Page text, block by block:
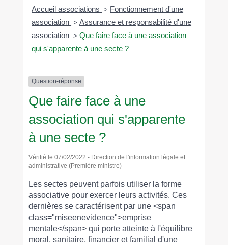
Accueil associations > Fonctionnement d'une
association > Assurance et responsabilité d'une
association > Que faire face à une association
qui s'apparente à une secte ?
Question-réponse
Que faire face à une
association qui s'apparente
à une secte ?
Vérifié le 07/02/2022 - Direction de l'information légale et
administrative (Première ministre)
Les sectes peuvent parfois utiliser la forme
associative pour exercer leurs activités. Ces
dernières se caractérisent par une <span
class="miseenevidence">emprise
mentale</span> qui porte atteinte à l'équilibre
moral, sanitaire, financier et familial d'une